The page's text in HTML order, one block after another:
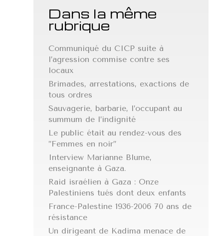
Dans la même
rubrique
Communiqué du CICP suite à
l’agression commise contre ses
locaux
Brimades, arrestations, exactions de
tous ordres
Sauvagerie, barbarie, l’occupant au
summum de l’indignité
Le public était au rendez-vous des
’’Femmes en noir’’
Interview Marianne Blume,
enseignante à Gaza.
Raid israélien à Gaza : Onze
Palestiniens tués dont deux enfants
France-Palestine 1936-2006 70 ans de
résistance
Un dirigeant de Kadima menace de